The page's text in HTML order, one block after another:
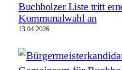
Buchholzer Liste tritt
Kommunalwahl an
13.04.2026